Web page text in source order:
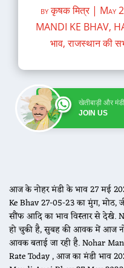
byकृषक मित्र| May
MANDI KE BHAV,
भाव,राजस्थान की
खेतीबाड़ी और
JOIN US
आज के नोहर मंडी के भाव 27 मई
Ke Bhav 27-05-23 का मुंग, मोठ,
सौंफ आदि का भाव विस्तार से देखे.
हो चुकी है, सुबह की आवक में आज
आवक बताई जा रही है. Nohar
Rate Today , आज का मंडी भाव